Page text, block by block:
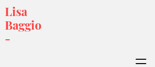
Lisa
Baggio
-